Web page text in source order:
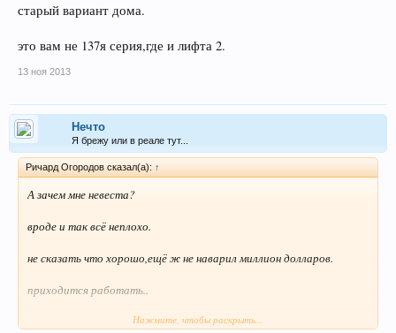
старый вариант дома.
это вам не 137я серия,где и лифта 2.
13 ноя 2013
Нечто
Я брежу или в реале тут...
Ричард Огородов сказал(а): ↑
А зачем мне невеста?
вроде и так всё неплохо.
не сказать что хорошо,ещё ж не наварил миллион долларов.
приходится работать..
а так и без невесты неплохо.Нажмите, чтобы раскрыть...